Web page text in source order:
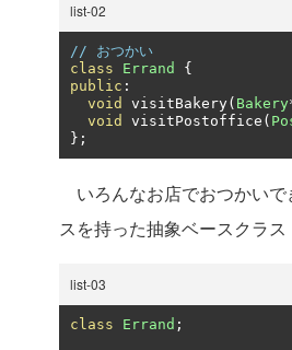
list-02
// おつかい
class
Errand
{
public :
void
visitBakery( Bakery
void
visitPostoffice (
};
いろんなお店でおつかい
スを持った抽象ベースクラ
list-03
class Errand ;